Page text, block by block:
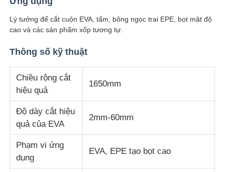
Tham quan nhà máy
Liên hệ chúng tôi
Yêu cầu báo giá
Thiết bị kiểm tra phòng thí nghiệm
Phòng thử nghiệm môi trường
Lý tưởng để cắt cuộn EVA, tấm, bông ngọc trai EPE, bọt mật độ
cao và các sản phẩm xốp tương tự.
Thông số kỹ thuật
Chiều rộng cắt
hiệu quả
1650mm
Độ dày cắt hiệu
quả của EVA
2mm-60mm
Phạm vi ứng
dụng
EVA, EPE tạo bọt cao